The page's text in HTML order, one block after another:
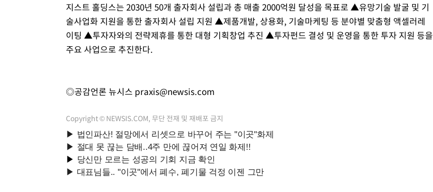
지스트 홀딩스는 2030년 50개 출자회사 설립과 총 매출 2000억원 달성을 목표로 ▲유망기술 발굴 및 기
술사업화 지원을 통한 출자회사 설립 지원 ▲제품개발, 상용화, 기술마케팅 등 분야별 맞춤형 액셀러레
이팅 ▲투자자와의 전략제휴를 통한 대형 기획창업 추진 ▲투자펀드 결성 및 운영을 통한 투자 지원 등을
주요 사업으로 추진한다.
◎공감언론 뉴시스 praxis@newsis.com
Copyright © NEWSIS.COM, 무단 전재 및 재배포 금지